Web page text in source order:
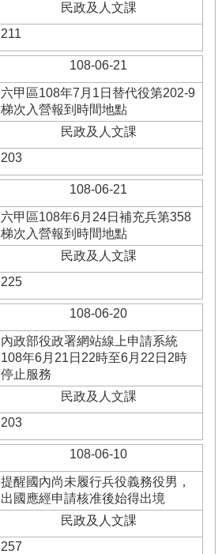
民政及人文課
211
108-06-21
六甲區108年7月1日替代役第202-9
梯次入營報到時間地點
民政及人文課
203
108-06-21
六甲區108年6月24日補充兵第358
梯次入營報到時間地點
民政及人文課
225
108-06-20
內政部役政署網站線上申請系統
108年6月21日22時至6月22日2時
停止服務
民政及人文課
203
108-06-10
提醒國內尚未履行兵役義務役男，
出國應經申請核准後始得出境
民政及人文課
257